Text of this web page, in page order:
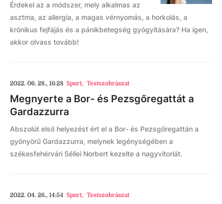
Érdekel az a módszer, mely alkalmas az
asztma, az allergia, a magas vérnyomás, a horkolás, a
krónikus fejfájás és a pánikbetegség gyógyítására? Ha igen,
akkor olvass tovább!
2022. 06. 28., 16:28 Sport, Testszobrászat
Megnyerte a Bor- és Pezsgőregattát a
Gardazzurra
Abszolút első helyezést ért el a Bor- és Pezsgőregattán a
gyönyörű Gardazzurra, melynek legénységében a
székesfehérvári Séllei Norbert kezelte a nagyvitorlát.
2022. 04. 26., 14:54 Sport, Testszobrászat